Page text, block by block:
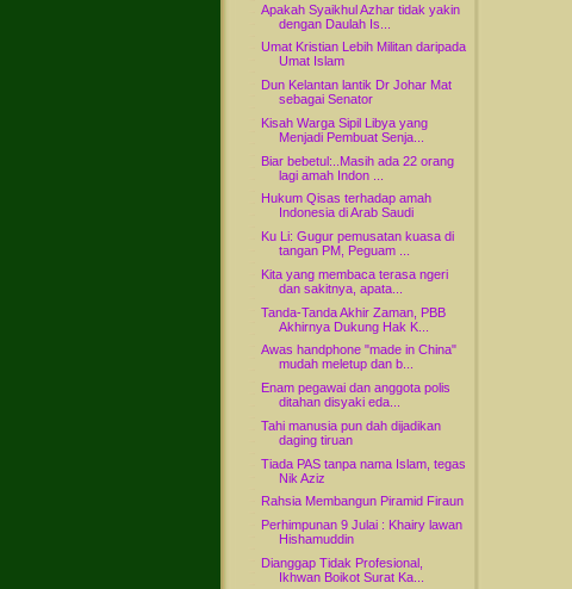
Apakah Syaikhul Azhar tidak yakin
dengan Daulah Is...
Umat Kristian Lebih Militan daripada
Umat Islam
Dun Kelantan lantik Dr Johar Mat
sebagai Senator
Kisah Warga Sipil Libya yang
Menjadi Pembuat Senja...
Biar bebetul:..Masih ada 22 orang
lagi amah Indon ...
Hukum Qisas terhadap amah
Indonesia di Arab Saudi
Ku Li: Gugur pemusatan kuasa di
tangan PM, Peguam ...
Kita yang membaca terasa ngeri
dan sakitnya, apata...
Tanda-Tanda Akhir Zaman, PBB
Akhirnya Dukung Hak K...
Awas handphone "made in China"
mudah meletup dan b...
Enam pegawai dan anggota polis
ditahan disyaki eda...
Tahi manusia pun dah dijadikan
daging tiruan
Tiada PAS tanpa nama Islam, tegas
Nik Aziz
Rahsia Membangun Piramid Firaun
Perhimpunan 9 Julai : Khairy lawan
Hishamuddin
Dianggap Tidak Profesional,
Ikhwan Boikot Surat Ka...